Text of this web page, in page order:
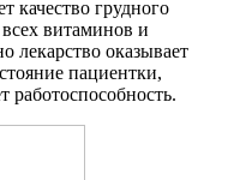
качество грудного
витаминов и
лекарство оказывает
пациентки,
работоспособность.